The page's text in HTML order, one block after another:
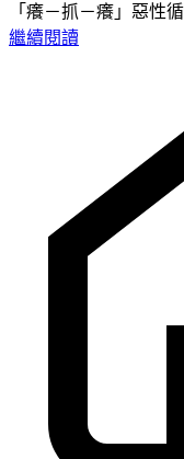
「癢－抓－癢」惡性
繼續閱讀